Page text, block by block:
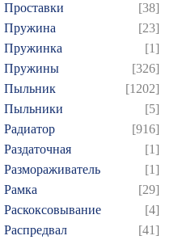
Проставки
[38]
Пружина
[23]
Пружинка
[1]
Пружины
[326]
Пыльник
[1202]
Пыльники
[5]
Радиатор
[916]
Раздаточная
[1]
Размораживатель
[1]
Рамка
[29]
Раскоксовывание
[4]
Распредвал
[41]